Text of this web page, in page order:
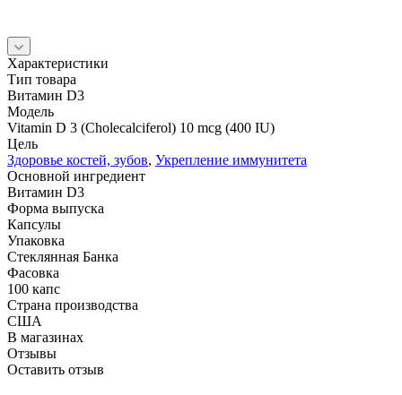
Характеристики
Тип товара
Витамин D3
Модель
Vitamin D 3 (Cholecalciferol) 10 mcg (400 IU)
Цель
Здоровье костей, зубов, Укрепление иммунитета
Основной ингредиент
Витамин D3
Форма выпуска
Капсулы
Упаковка
Стеклянная Банка
Фасовка
100 капс
Страна производства
США
В магазинах
Отзывы
Оставить отзыв